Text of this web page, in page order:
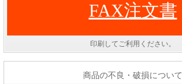
FAX注文書
印刷してご利用ください。
商品の不良・破損について